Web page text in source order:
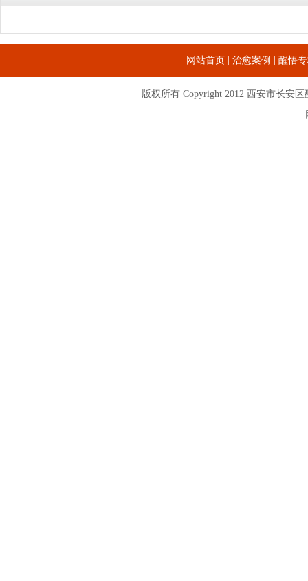
网站首页 治愈案例 醒悟
版权所有 Copyright 2012 西安市长安区